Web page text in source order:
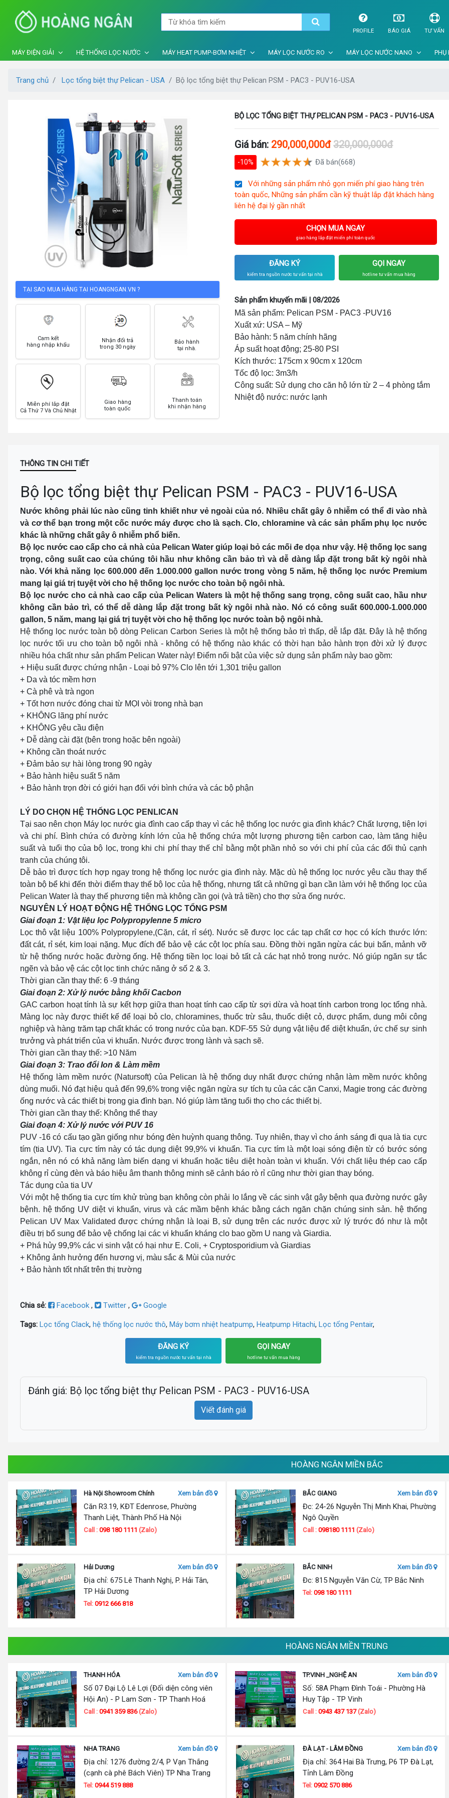
PROFILE BÁO GIÁ TƯ VẤN
MÁY ĐIỆN GIẢI HỆ THỐNG LỌC NƯỚC MÁY HEAT PUMP-BƠM NHIỆT MÁY LỌC NƯỚC RO MÁY LỌC NƯỚC NANO PHỤ
Trang chủ Lọc tổng biệt thự Pelican - USA Bộ lọc tổng biệt thự Pelican PSM - PAC3 - PUV16-USA
TẠI SAO MUA HÀNG TẠI HOANGNGAN.VN ?
Cam kết
hàng nhập khẩu
Nhận đổi trả
trong 30 ngày
Bảo hành
tại nhà.
Miễn phí lắp đặt
Cả Thứ 7 Và Chủ Nhật
Giao hàng
toàn quốc
Thanh toán
khi nhận hàng
BỘ LỌC TỔNG BIỆT THỰ PELICAN PSM - PAC3 - PUV16-USA
Giá bán: 290,000,000đ 320,000,000đ
-10% Đã bán(668)
Với những sản phẩm nhỏ gọn miến phí giao hàng trên
toàn quốc, Những sản phẩm cần kỹ thuật lắp đặt khách hàng
liên hệ đại lý gần nhất
CHỌN MUA NGAY
giao hàng lắp đặt miến phí toàn quốc
ĐĂNG KÝ
kiểm tra nguồn nước tư vấn tại nhà
GỌI NGAY
hotline tư vấn mua hàng
Sản phẩm khuyến mãi | 08/2026
Mã sản phẩm: Pelican PSM - PAC3 -PUV16
Xuất xứ: USA – Mỹ
Bảo hành: 5 năm chính hãng
Áp suất hoạt động; 25-80 PSI
Kích thước: 175cm x 90cm x 120cm
Tốc độ lọc: 3m3/h
Công suất: Sử dụng cho căn hộ lớn từ 2 – 4 phòng tắm
Nhiệt độ nước: nước lạnh
THÔNG TIN CHI TIẾT
Bộ lọc tổng biệt thự Pelican PSM - PAC3 - PUV16-USA
Nước không phải lúc nào cũng tinh khiết như vẻ ngoài của nó. Nhiều chất gây ô nhiễm có thể đi vào nhà
và cơ thể bạn trong một cốc nước máy được cho là sạch. Clo, chloramine và các sản phẩm phụ lọc nước
khác là những chất gây ô nhiễm phổ biến.
Bộ lọc nước cao cấp cho cả nhà của Pelican Water giúp loại bỏ các mối đe dọa như vậy. Hệ thống lọc sang
trọng, công suất cao của chúng tôi hầu như không cần bảo trì và dễ dàng lắp đặt trong bất kỳ ngôi nhà
nào. Với khả năng lọc 600.000 đến 1.000.000 gallon nước trong vòng 5 năm, hệ thống lọc nước Premium
mang lại giá trị tuyệt vời cho hệ thống lọc nước cho toàn bộ ngôi nhà.
Bộ lọc nước cho cả nhà cao cấp của Pelican Waters là một hệ thống sang trọng, công suất cao, hầu như
không cần bảo trì, có thể dễ dàng lắp đặt trong bất kỳ ngôi nhà nào. Nó có công suất 600.000-1.000.000
gallon, 5 năm, mang lại giá trị tuyệt vời cho hệ thống lọc nước toàn bộ ngôi nhà.
Hệ thống lọc nước toàn bộ dòng Pelican Carbon Series là một hệ thống bảo trì thấp, dễ lắp đặt. Đây là hệ thống
lọc nước tối ưu cho toàn bộ ngôi nhà - không có hệ thống nào khác có thời hạn bảo hành trọn đời xử lý được
nhiều hóa chất như sản phẩm Pelican Water này! Điểm nổi bật của việc sử dụng sản phẩm này bao gồm:
+ Hiệu suất được chứng nhận - Loại bỏ 97% Clo lên tới 1,301 triệu gallon
+ Da và tóc mềm hơn
+ Cà phê và trà ngon
+ Tốt hơn nước đóng chai từ MỌI vòi trong nhà bạn
+ KHÔNG lãng phí nước
+ KHÔNG yêu cầu điện
+ Dễ dàng cài đặt (bên trong hoặc bên ngoài)
+ Không cần thoát nước
+ Đảm bảo sự hài lòng trong 90 ngày
+ Bảo hành hiệu suất 5 năm
+ Bảo hành trọn đời có giới hạn đối với bình chứa và các bộ phận
LÝ DO CHỌN HỆ THỐNG LỌC PENLICAN
Tại sao nên chọn Máy lọc nước gia đình cao cấp thay vì các hệ thống lọc nước gia đình khác? Chất lượng, tiện lợi
và chi phí. Bình chứa có đường kính lớn của hệ thống chứa một lượng phương tiện carbon cao, làm tăng hiệu
suất và tuổi thọ của bộ lọc, trong khi chi phí thay thế chỉ bằng một phần nhỏ so với chi phí của các đối thủ cạnh
tranh của chúng tôi.
Dễ bảo trì được tích hợp ngay trong hệ thống lọc nước gia đình này. Mặc dù hệ thống lọc nước yêu cầu thay thế
toàn bộ bể khi đến thời điểm thay thế bộ lọc của hệ thống, nhưng tất cả những gì bạn cần làm với hệ thống lọc của
Pelican Water là thay thế phương tiện mà không cần gọi (và trả tiền) cho thợ sửa ống nước.
NGUYÊN LÝ HOẠT ĐỘNG HỆ THỐNG LỌC TỔNG PSM
Giai đoạn 1: Vật liệu lọc Polypropylenne 5 micro
Lọc thô vật liệu 100% Polypropylene,(Cặn, cát, rỉ sét). Nước sẽ được lọc các tạp chất cơ học có kích thước lớn:
đất cát, rỉ sét, kim loại nặng. Mục đích để bảo vệ các cột lọc phía sau. Đồng thời ngăn ngừa các bụi bẩn, mảnh vỡ
từ hệ thống nước hoặc đường ống. Hệ thống tiền lọc loại bỏ tất cả các hạt nhỏ trong nước. Nó giúp ngăn sự tắc
ngẽn và bảo vệ các cột lọc tinh chức năng ở số 2 & 3.
Thời gian cần thay thế: 6 -9 tháng
Giai đoạn 2: Xử lý nước bằng khối Cacbon
GAC carbon hoạt tính là sự kết hợp giữa than hoạt tính cao cấp từ sợi dừa và hoạt tính carbon trong lọc tổng nhà.
Màng lọc này được thiết kế để loại bỏ clo, chloramines, thuốc trừ sâu, thuốc diệt cỏ, dược phẩm, dung môi công
nghiệp và hàng trăm tạp chất khác có trong nước của bạn. KDF-55 Sử dụng vật liệu để diệt khuẩn, ức chế sự sinh
trưởng và phát triển của vi khuẩn. Nước được trong lành và sạch sẽ.
Thời gian cần thay thế: >10 Năm
Giai đoạn 3: Trao đổi Ion & Làm mềm
Hệ thống làm mềm nước (Natursoft) của Pelican là hệ thống duy nhất được chứng nhận làm mềm nước không
dùng muối. Nó đạt hiệu quả đến 99,6% trong việc ngăn ngừa sự tích tụ của các cặn Canxi, Magie trong các đường
ống nước và các thiết bị trong gia đình bạn. Nó giúp làm tăng tuổi thọ cho các thiết bị.
Thời gian cần thay thế: Không thể thay
Giai đoạn 4: Xử lý nước với PUV 16
PUV -16 có cấu tạo gần giống như bóng đèn huỳnh quang thông. Tuy nhiên, thay vì cho ánh sáng đi qua là tia cực
tím (tia UV). Tia cực tím này có tác dụng diệt 99,9% vi khuẩn. Tia cực tím là một loại sóng điện từ có bước sóng
ngắn, nên nó có khả năng làm biến dạng vi khuẩn hoặc tiêu diệt hoàn toàn vi khuẩn. Với chất liệu thép cao cấp
không rỉ cùng đèn và báo hiệu âm thanh thông minh sẽ cảnh báo rò rỉ cũng như thời gian thay bóng.
Tác dụng của tia UV
Với một hệ thống tia cực tím khử trùng bạn không còn phải lo lắng về các sinh vật gây bệnh qua đường nước gây
bệnh. hệ thống UV diệt vi khuẩn, virus và các mầm bệnh khác bằng cách ngăn chặn chúng sinh sản. hệ thống
Pelican UV Max Validated được chứng nhận là loại B, sử dụng trên các nước được xử lý trước đó như là một
điều trị bổ sung để bảo vệ chống lại các vi khuẩn kháng clo bao gồm U nang và Giardia.
+ Phá hủy 99,9% các vi sinh vật có hại như E. Coli, + Cryptosporidium và Giardias
+ Không ảnh hưởng đến hương vị, màu sắc & Mùi của nước
+ Bảo hành tốt nhất trên thị trường
Chia sẻ: Facebook , Twitter , Google
Tags: Lọc tổng Clack, hệ thống lọc nước thô, Máy bơm nhiệt heatpump, Heatpump Hitachi, Lọc tổng Pentair,
ĐĂNG KÝ
kiểm tra nguồn nước tư vấn tại nhà
GỌI NGAY
hotline tư vấn mua hàng
Đánh giá: Bộ lọc tổng biệt thự Pelican PSM - PAC3 - PUV16-USA
Viết đánh giá
HOÀNG NGÂN MIỀN BẮC
Hà Nội Showroom Chính Xem bản đồ
Căn R3.19, KĐT Edenrose, Phường
Thanh Liệt, Thành Phố Hà Nội
Call : 098 180 1111 (Zalo)
BẮC GIANG Xem bản đồ
Đc: 24-26 Nguyễn Thị Minh Khai, Phường
Ngô Quyền
Call :098180 1111 (Zalo)
Hải Dương Xem bản đồ
Địa chỉ: 675 Lê Thanh Nghị, P. Hải Tân,
TP Hải Dương
Tel: 0912 666 818
BẮC NINH Xem bản đồ
Đc: 815 Nguyễn Văn Cừ, TP Bắc Ninh
Tel:098 180 1111
HOÀNG NGÂN MIỀN TRUNG
THANH HÓA Xem bản đồ
Số 07 Đại Lộ Lê Lợi (Đối diện công viên
Hội An) - P Lam Sơn - TP Thanh Hoá
Call : 0941 359 836(Zalo)
TP.VINH _NGHỆ AN Xem bản đồ
Số: 58A Phạm Đình Toái - Phường Hà
Huy Tập - TP Vinh
Call :0943 437 137(Zalo)
NHA TRANG Xem bản đồ
Địa chỉ: 1276 đường 2/4, P Vạn Thắng
(cạnh cà phê Bách Viên) TP Nha Trang
Tel: 0944 519 888
ĐÀ LẠT - LÂM ĐỒNG Xem bản đồ
Địa chỉ: 364 Hai Bà Trưng, P6 TP Đà Lạt,
Tỉnh Lâm Đồng
Tel:0902 570 886